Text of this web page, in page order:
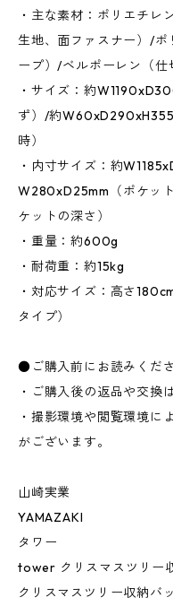
・主な素材：ポリエチレ
生地、面ファスナー）/ポ
ープ）/ベルポーレン（仕
・サイズ：約
ず）/約
時）
・内寸サイズ：約
W280xD25mm（ポケッ
ケットの深さ）
・重量：約600g
・耐荷重：約15kg
・対応サイズ：高さ
タイプ）
●ご購入前にお読みくだ
・ご購入後の返品や交換
・撮影環境や閲覧環境に
がございます。
山崎実業
YAMAZAKI
タワー
tower クリスマスツリー
クリスマスツリー収納